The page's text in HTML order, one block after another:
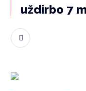
uždirbo 7